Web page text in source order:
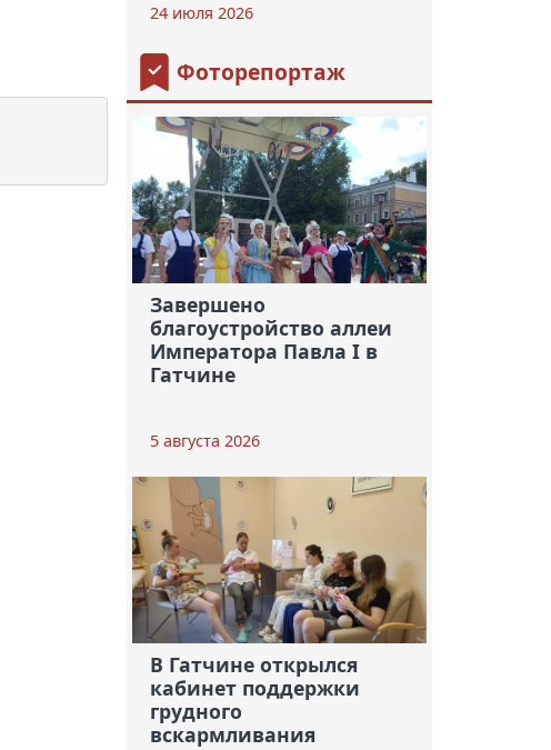
24 июля 2026
Фоторепортаж
Завершено
благоустройство аллеи
Императора Павла I в
Гатчине
5 августа 2026
В Гатчине открылся
кабинет поддержки
грудного
вскармливания